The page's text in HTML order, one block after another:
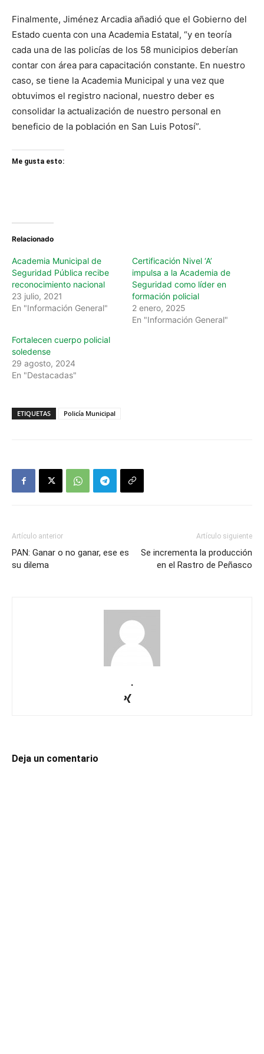
Finalmente, Jiménez Arcadia añadió que el Gobierno del
Estado cuenta con una Academia Estatal, “y en teoría
cada una de las policías de los 58 municipios deberían
contar con área para capacitación constante. En nuestro
caso, se tiene la Academia Municipal y una vez que
obtuvimos el registro nacional, nuestro deber es
consolidar la actualización de nuestro personal en
beneficio de la población en San Luis Potosí”.
Me gusta esto:
Relacionado
Academia Municipal de
Seguridad Pública recibe
reconocimiento nacional
23 julio, 2021
En "Información General"
Certificación Nivel ‘A’
impulsa a la Academia de
Seguridad como líder en
formación policial
2 enero, 2025
En "Información General"
Fortalecen cuerpo policial
soledense
29 agosto, 2024
En "Destacadas"
ETIQUETAS Policía Municipal
Artículo anterior
PAN: Ganar o no ganar, ese es
su dilema
Artículo siguiente
Se incrementa la producción
en el Rastro de Peñasco
.
Deja un comentario